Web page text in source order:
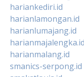
hariankediri.id
harianlamongan.id
harianlumajang.id
harianmajalengka.id
harianmalang.id
smanics-serpong.id